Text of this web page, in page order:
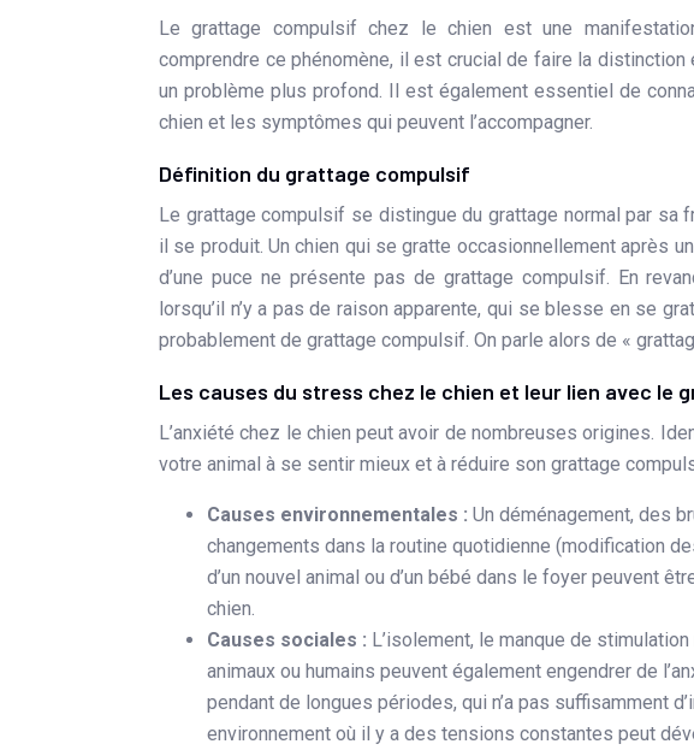
Le grattage compulsif chez le chien est une
comprendre ce phénomène, il est crucial de faire la
un problème plus profond. Il est également essentiel de
chien et les symptômes qui peuvent l’accompagner.
Définition du grattage compulsif
Le grattage compulsif se distingue du grattage normal par sa
il se produit. Un chien qui se gratte occasionnellement après
d’une puce ne présente pas de grattage compulsif. En
lorsqu’il n’y a pas de raison apparente, qui se blesse en se
probablement de grattage compulsif. On parle alors de «
Les causes du stress chez le chien et leur lien avec le
L’anxiété chez le chien peut avoir de nombreuses origines.
votre animal à se sentir mieux et à réduire son grattage
Causes environnementales : Un déménagement, des
changements dans la routine quotidienne (modification
d’un nouvel animal ou d’un bébé dans le foyer peuvent
chien.
Causes sociales : L’isolement, le manque de
animaux ou humains peuvent également engendrer de
pendant de longues périodes, qui n’a pas suffisamment
environnement où il y a des tensions constantes peut